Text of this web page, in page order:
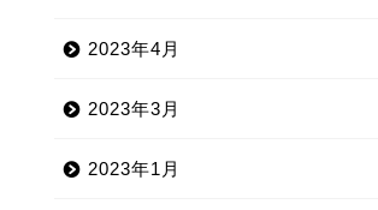
2023年4月
2023年3月
2023年1月